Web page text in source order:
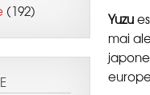
mai
(192)